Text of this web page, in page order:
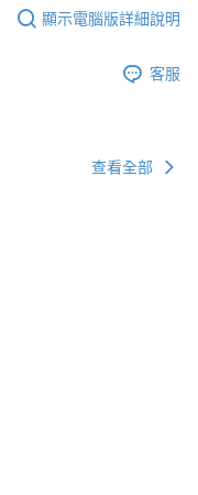
顯示電腦版詳細說明
客服
查看全部